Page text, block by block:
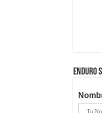
ENDURO